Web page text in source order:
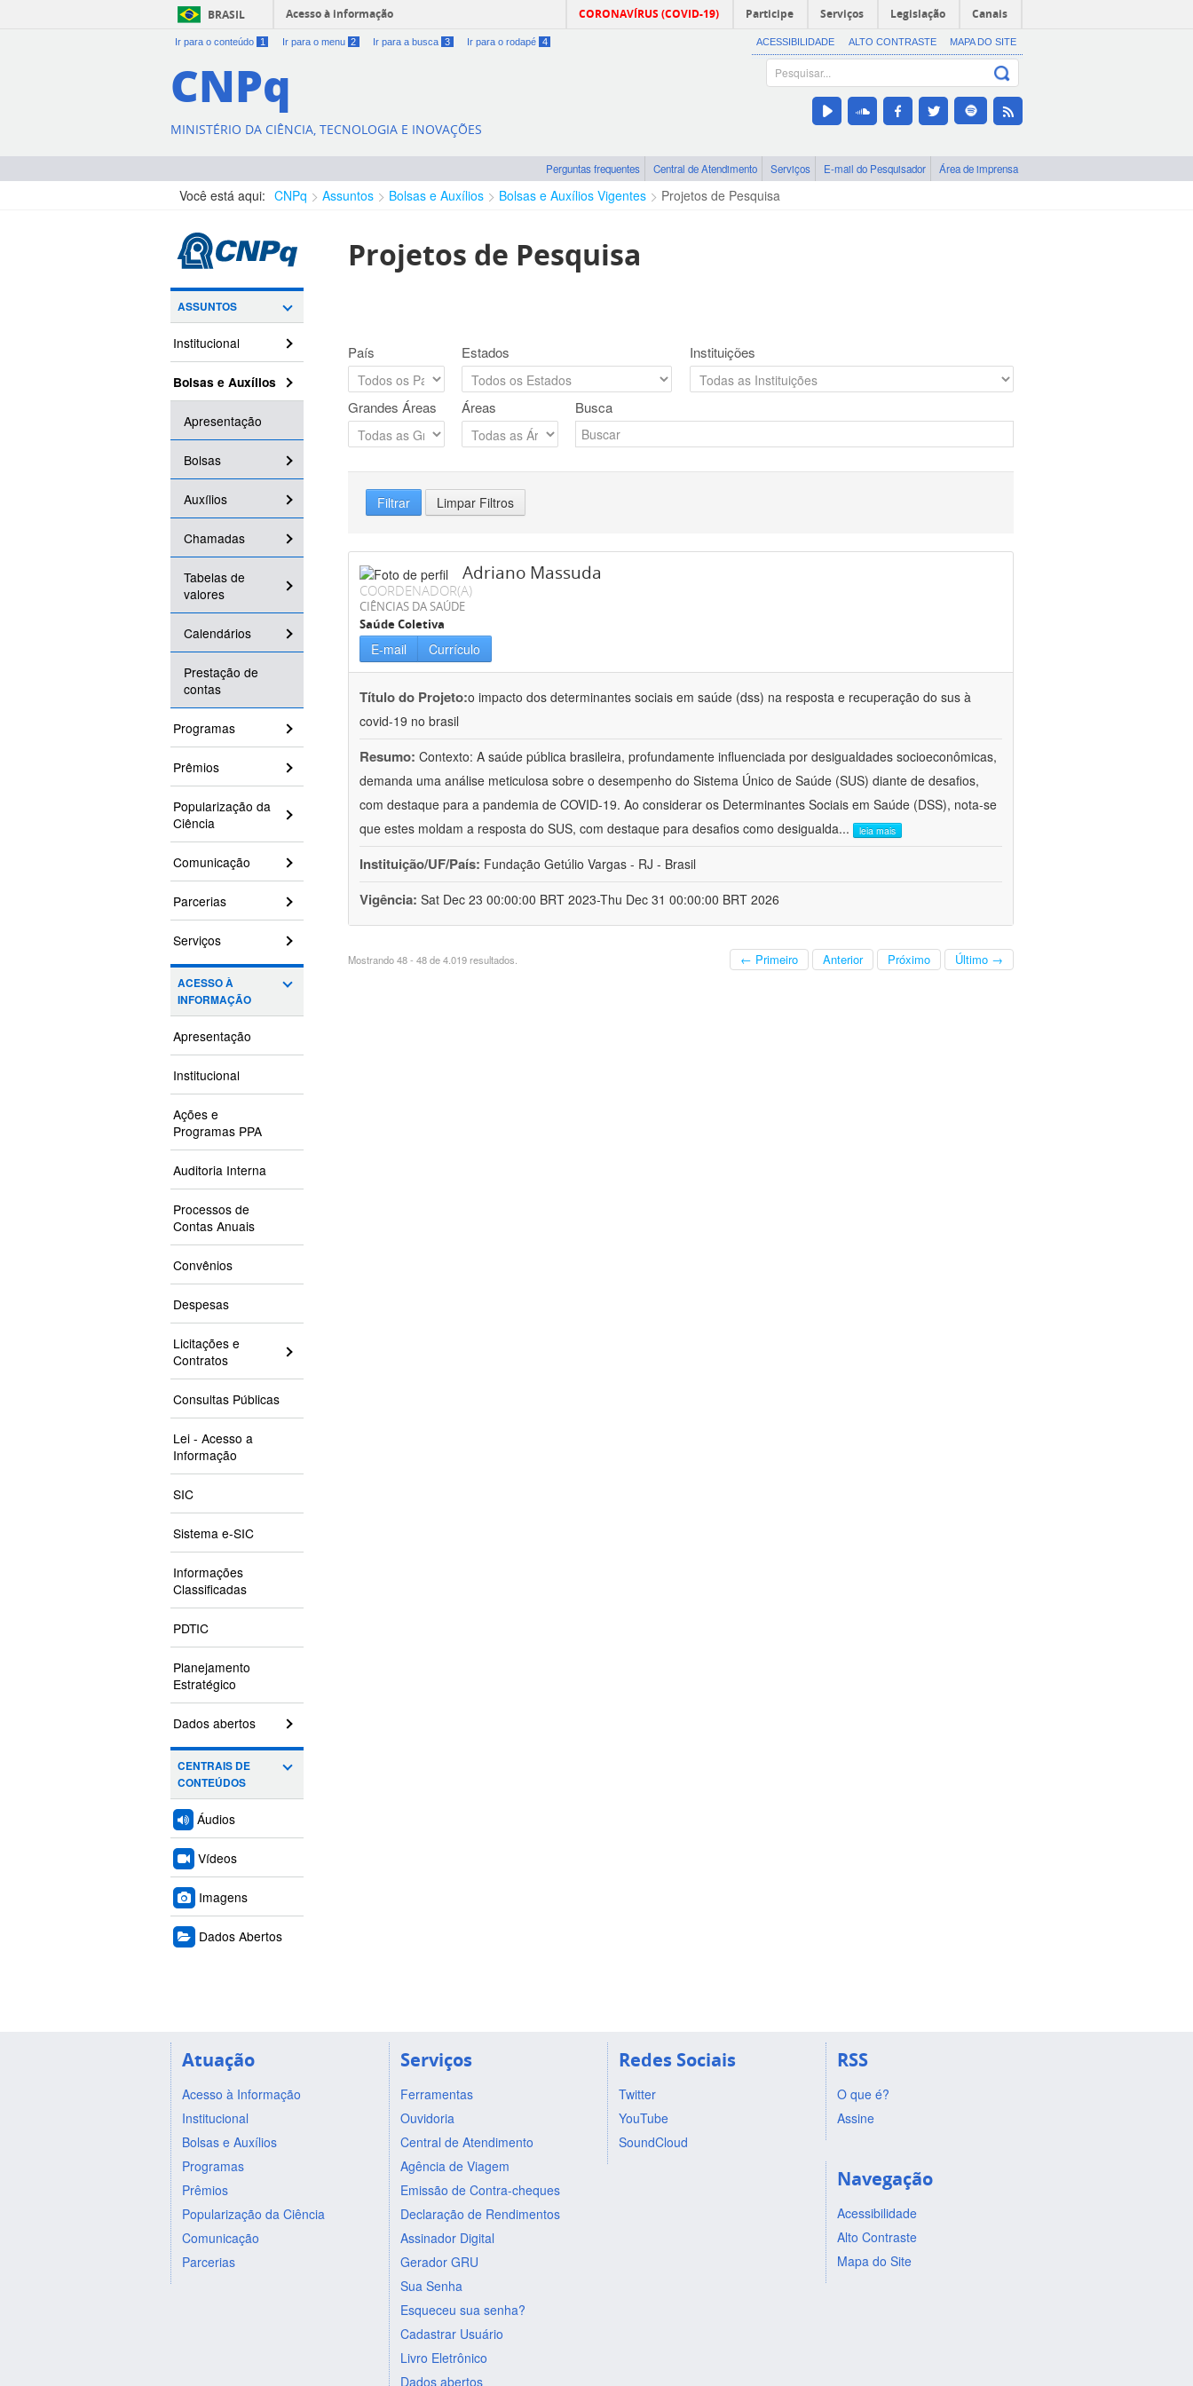
BRASIL Acesso à informação CORONAVÍRUS (COVID-19) Participe Serviços Legislação Canais
Ir para o conteúdo 1 Ir para o menu 2 Ir para a busca 3 Ir para o rodapé 4 ACESSIBILIDADE ALTO CONTRASTE MAPA DO SITE
CNPq
MINISTÉRIO DA CIÊNCIA, TECNOLOGIA E INOVAÇÕES
Perguntas frequentes Central de Atendimento Serviços E-mail do Pesquisador Área de imprensa
Você está aqui: CNPq Assuntos Bolsas e Auxílios Bolsas e Auxílios Vigentes Projetos de Pesquisa
ASSUNTOS
Institucional
Bolsas e Auxílios
Apresentação
Bolsas
Auxílios
Chamadas
Tabelas de
valores
Calendários
Prestação de
contas
Programas
Prêmios
Popularização da
Ciência
Comunicação
Parcerias
Serviços
ACESSO À
INFORMAÇÃO
Apresentação
Institucional
Ações e
Programas PPA
Auditoria Interna
Processos de
Contas Anuais
Convênios
Despesas
Licitações e
Contratos
Consultas Públicas
Lei - Acesso a
Informação
SIC
Sistema e-SIC
Informações
Classificadas
PDTIC
Planejamento
Estratégico
Dados abertos
CENTRAIS DE
CONTEÚDOS
Áudios
Vídeos
Imagens
Dados Abertos
Projetos de Pesquisa
País Estados Instituições
Grandes Áreas Áreas Busca
Filtrar Limpar Filtros
Adriano Massuda
COORDENADOR(A)
CIÊNCIAS DA SAÚDE
Saúde Coletiva
E-mail Currículo
Título do Projeto:o impacto dos determinantes sociais em saúde (dss) na resposta e recuperação do sus à
covid-19 no brasil
Resumo: Contexto: A saúde pública brasileira, profundamente influenciada por desigualdades socioeconômicas,
demanda uma análise meticulosa sobre o desempenho do Sistema Único de Saúde (SUS) diante de desafios,
com destaque para a pandemia de COVID-19. Ao considerar os Determinantes Sociais em Saúde (DSS), nota-se
que estes moldam a resposta do SUS, com destaque para desafios como desigualda... leia mais
Instituição/UF/País: Fundação Getúlio Vargas - RJ - Brasil
Vigência: Sat Dec 23 00:00:00 BRT 2023-Thu Dec 31 00:00:00 BRT 2026
Mostrando 48 - 48 de 4.019 resultados. ← Primeiro Anterior Próximo Último →
Atuação
Acesso à Informação
Institucional
Bolsas e Auxílios
Programas
Prêmios
Popularização da Ciência
Comunicação
Parcerias
Serviços
Ferramentas
Ouvidoria
Central de Atendimento
Agência de Viagem
Emissão de Contra-cheques
Declaração de Rendimentos
Assinador Digital
Gerador GRU
Sua Senha
Esqueceu sua senha?
Cadastrar Usuário
Livro Eletrônico
Dados abertos
Redes Sociais
Twitter
YouTube
SoundCloud
RSS
O que é?
Assine
Navegação
Acessibilidade
Alto Contraste
Mapa do Site